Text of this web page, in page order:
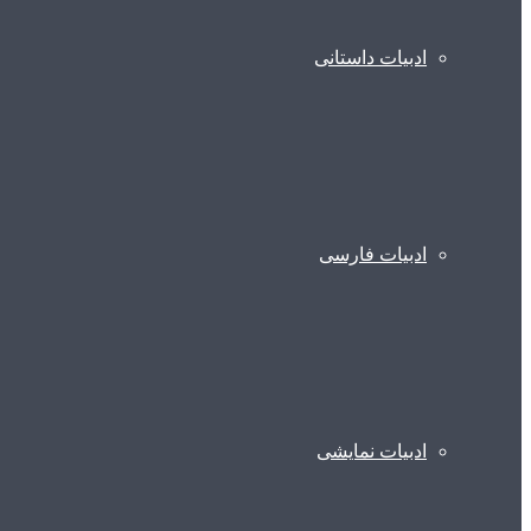
ادبیات داستانی
ادبیات فارسی
ادبیات نمایشی